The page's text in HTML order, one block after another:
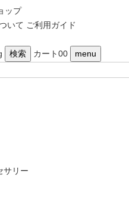
いて ご利用ガイド
検索 カート00 menu
サリー